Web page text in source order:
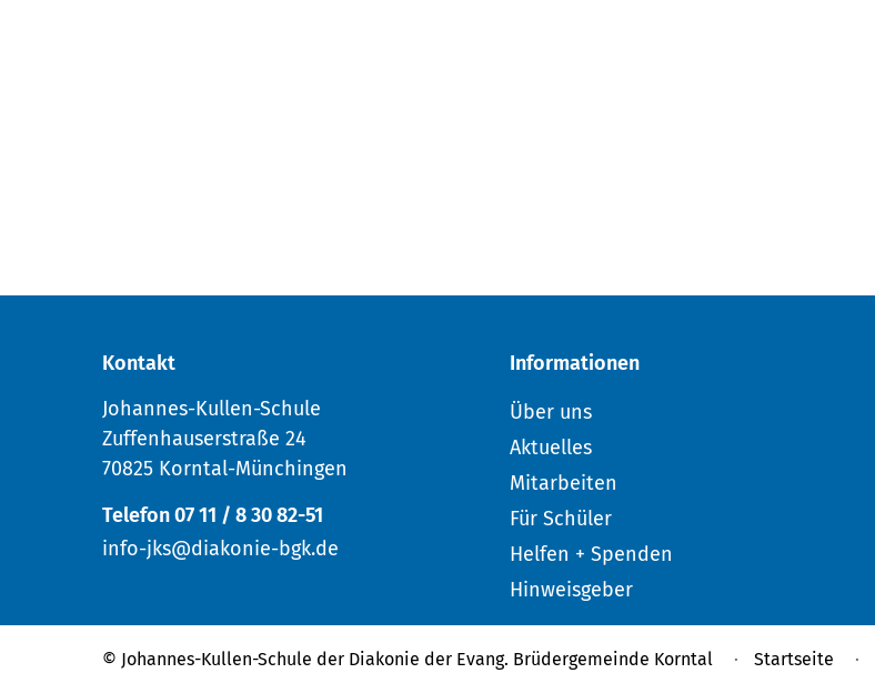
Kontakt
Johannes-Kullen-Schule
Zuffenhauserstraße 24
70825 Korntal-Münchingen
Telefon 07 11 / 8 30 82-51
info-jks@diakonie-bgk.de
Informationen
Über uns
Aktuelles
Mitarbeiten
Für Schüler
Helfen + Spenden
Hinweisgeber
© Johannes-Kullen-Schule der Diakonie der Evang. Brüdergemeinde Korntal Startseite